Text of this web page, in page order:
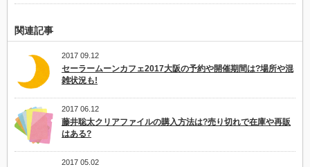
関連記事
2017 09.12
セーラームーンカフェ2017大阪の予約や開催期間は?場所や混
雑状況も!
2017 06.12
藤井聡太クリアファイルの購入方法は?売り切れで在庫や再販
はある?
2017 05.02